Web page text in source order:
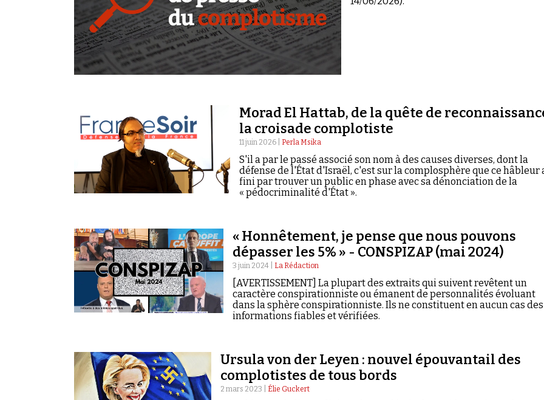
Morad El Hattab, de la quête de
la croisade complotiste
11 juin 2026 | Perla Msika
S'il a par le passé associé son nom à des causes diverses, dont la
défense de l'État d'Israël, c'est sur la complosphère que ce hâbleur
fini par trouver un public en phase avec sa dénonciation de la
« pédocriminalité d'État ».
« Honnêtement, je pense que nous pouvons
dépasser les 5% » - CONSPIZAP (mai 2024)
3 juin 2024 | La Rédaction
[AVERTISSEMENT] La plupart des extraits qui suivent revêtent un
caractère conspirationniste ou émanent de personnalités évoluant
dans la sphère conspirationniste. Ils ne constituent en aucun cas des
informations fiables et vérifiées.
Ursula von der Leyen : nouvel épouvantail des
complotistes de tous bords
2 mars 2023 | Élie Guckert